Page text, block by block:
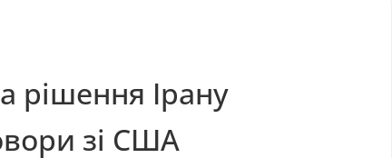
рішення Ірану
зі США